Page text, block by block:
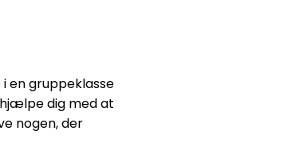
en gruppeklasse
dig med at
nogen, der